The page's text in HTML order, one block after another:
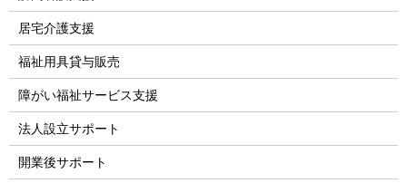
居宅介護支援
福祉用具貸与販売
障がい福祉サービス支援
法人設立サポート
開業後サポート